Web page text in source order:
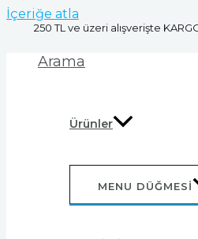
İçeriğe atla
250 TL ve üzeri alışverişte
Arama
Ürünler
MENU DÜĞMESI